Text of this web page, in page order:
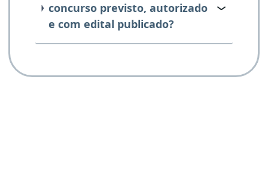
concurso previsto, autorizado
e com edital publicado?